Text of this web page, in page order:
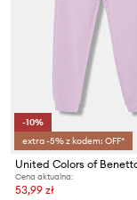
-10%
extra -5% z kodem: OFF*
Cena aktualna:
53,99 zł